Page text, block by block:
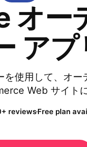
ー
アプ
使用して、オ
Web サイト
reviewsFree plan